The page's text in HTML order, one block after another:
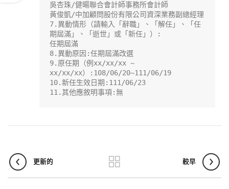
吳杏珠/健暘聯合會計師事務所會計師
黃俊凱/中加顧問股份有限公司資深業務副總經理
7.異動情形（請輸入「辭職」、「解任」、「任
期屆滿」、「逝世」或「新任」）:
任期屆滿
8.異動原因:任期屆滿改選
9.原任期（例xx/xx/xx ~
xx/xx/xx）:108/06/20~111/06/19
10.新任生效日期:111/06/23
11.其他應敘明事項:無
更新的 較早